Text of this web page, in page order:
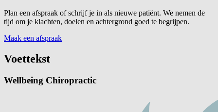
Plan een afspraak of schrijf je in als nieuwe patiënt. We nemen de
tijd om je klachten, doelen en achtergrond goed te begrijpen.
Maak een afspraak
Voettekst
Wellbeing Chiropractic